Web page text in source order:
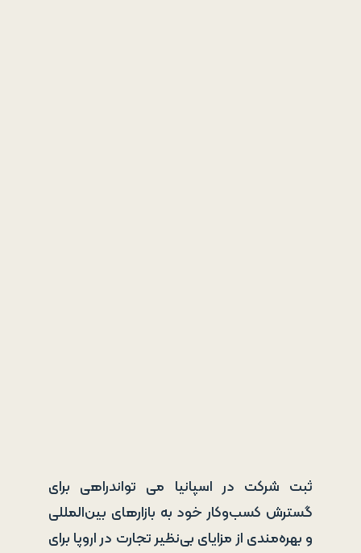
ثبت شرکت در اسپانیا می تواندراهی برای
گسترش کسب‌وکار خود به بازارهای بین‌المللی
و بهره‌مندی از مزایای بی‌نظیر تجارت در اروپا برای